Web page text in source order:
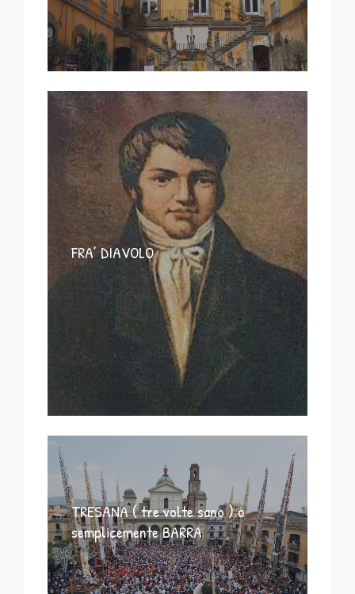
FRA’ DIAVOLO
TRESANA ( tre volte sano ) o
semplicemente BARRA